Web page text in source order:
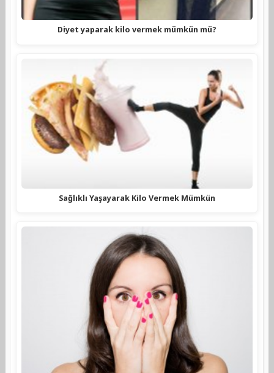
Diyet yaparak kilo vermek mümkün mü?
Sağlıklı Yaşayarak Kilo Vermek Mümkün